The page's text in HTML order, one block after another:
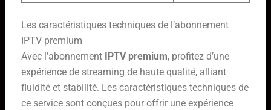
Les caractéristiques techniques de l’abonnement
IPTV premium
Avec l’abonnement
IPTV premium, profitez d’une
expérience de streaming de haute qualité, alliant
fluidité et stabilité. Les caractéristiques techniques de
ce service sont conçues pour offrir une expérience